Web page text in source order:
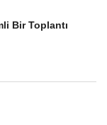
Bir Toplantı